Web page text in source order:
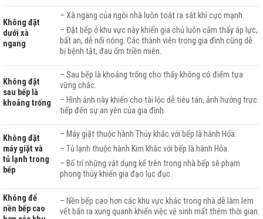
Không đặt
dưới xà
ngang
– Xà ngang của ngôi nhà luôn toát ra sát khí cực mạnh.
– Đặt bếp ở khu vực này khiến gia chủ luôn cảm thấy áp lực,
bất an, dễ nổi nóng. Các thành viên trong gia đình cũng dễ
bị bệnh tật, đau ốm triền miên.
Không đặt
sau bếp là
khoảng trống
– Sau bếp là khoảng trống cho thấy không có điểm tựa
vững chắc.
– Hình ảnh này khiến cho tài lộc dễ tiêu tán, ảnh hưởng trực
tiếp đến sự an yên của gia đình.
Không đặt
máy giặt và
tủ lạnh trong
bếp
– Máy giặt thuộc hành Thủy khắc với bếp là hành Hỏa.
– Tủ lạnh thuộc hành Kim khắc với bếp là hành Hỏa.
– Bố trí những vật dụng kể trên trong nhà bếp sẽ phạm
phong thủy khiến gia đạo lục đục.
Không để
nền bếp cao
– Nền bếp cao hơn các khu vực khác trong nhà dễ làm lem
vết bẩn ra xung quanh khiến việc vệ sinh mất thêm thời gian.